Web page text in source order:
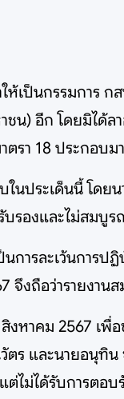
เป็นกรรมการ
น) อีก โดยมิได้
รา 18 ประกอบม
ระเด็นนี้ โดยน
บรองและไม่สมบู
การละเว้นการ
จึงถือว่ารายงาน
หาคม 2567 เ
ร และนายอนุ
ไม่ได้รับการตอบ